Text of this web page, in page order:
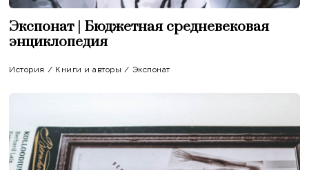
Экспонат | Бюджетная средневековая
энциклопедия
История / Книги и авторы / Экспонат